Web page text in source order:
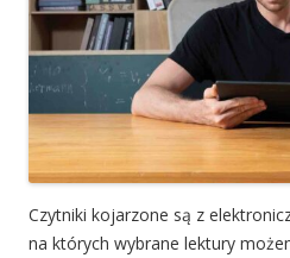
Czytniki kojarzone są z
na których wybrane lektury